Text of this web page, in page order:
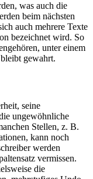
was auch die
beim nächsten
auch mehrere Texte
bezeichnet wird. So
unter einem
gewahrt.
seine
ungewöhnliche
Stellen, z. B.
kann noch
werden
vermissen.
die